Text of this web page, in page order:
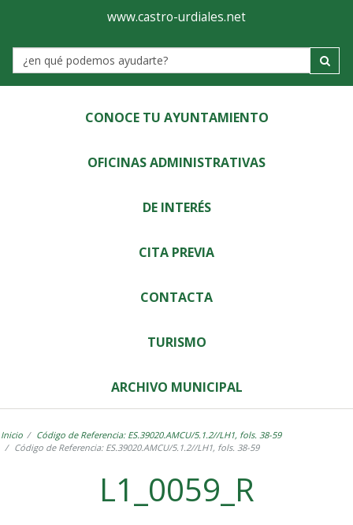
Ayuntamiento
de
Castro-
Urdiales
www.castro-urdiales.net
Label
CONOCE TU AYUNTAMIENTO
OFICINAS ADMINISTRATIVAS
DE INTERÉS
CITA PREVIA
CONTACTA
TURISMO
ARCHIVO MUNICIPAL
Inicio
Código de Referencia: ES.39020.AMCU/5.1.2//LH1, fols. 38-59
Código de Referencia: ES.39020.AMCU/5.1.2//LH1, fols. 38-59
L1_0059_R